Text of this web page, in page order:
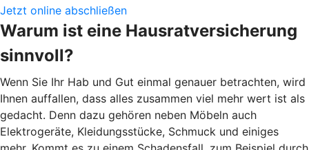
Jetzt online abschließen
Warum ist eine Hausratversicherung
sinnvoll?
Wenn Sie Ihr Hab und Gut einmal genauer betrachten, wird
Ihnen auffallen, dass alles zusammen viel mehr wert ist als
gedacht. Denn dazu gehören neben Möbeln auch
Elektrogeräte, Kleidungsstücke, Schmuck und einiges